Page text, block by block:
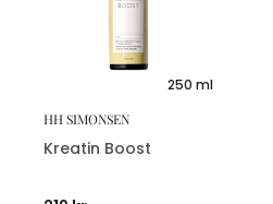
250 ml
HH SIMONSEN
Kreatin Boost